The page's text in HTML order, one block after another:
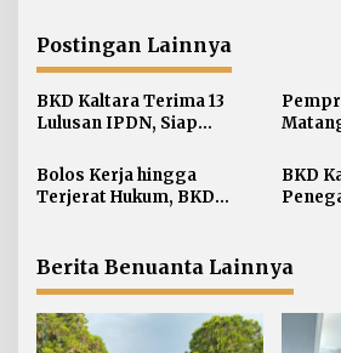
a
s
i
p
o
s
Postingan Lainnya
BKD Kaltara Terima 13
Lulusan IPDN, Siap
Lingkungan Pemprov
ASN
Bolos Kerja hingga
Terjerat Hukum, BKD
BKD
Berita Benuanta Lainnya